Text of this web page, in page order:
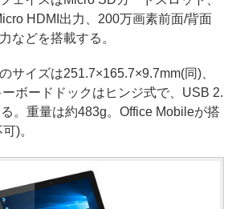
HDMI出力、200万画素前面/背面
などを搭載する。
サイズは251.7×165.7×9.7mm(同)、
ボードドックはヒンジ式で、USB 2.
。重量は約483g。Office Mobileが搭
)。